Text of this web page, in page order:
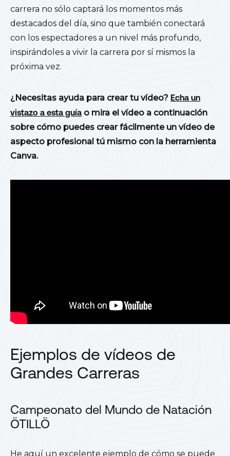
carrera no sólo captará los momentos más
destacados del día, sino que también conectará
con los espectadores a un nivel más profundo,
inspirándoles a vivir la carrera por sí mismos la
próxima vez.
¿Necesitas ayuda para crear tu vídeo? Echa un
vistazo a esta guía o mira el vídeo a continuación
sobre cómo puedes crear fácilmente un vídeo de
aspecto profesional tú mismo con la herramienta
Canva.
Ejemplos de vídeos de
Grandes Carreras
Campeonato del Mundo de Natación
ÖTILLÖ
He aquí un excelente ejemplo de cómo se puede